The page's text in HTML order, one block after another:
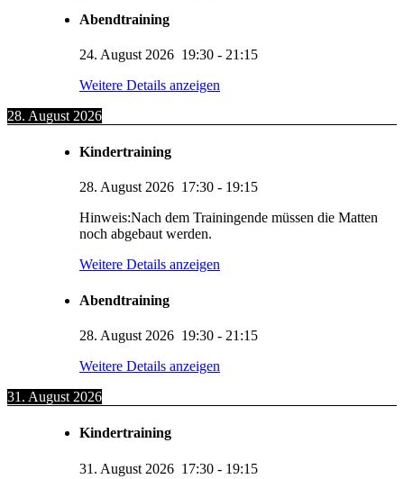
Abendtraining
24. August 2026 19:30 - 21:15
Weitere Details anzeigen
28. August 2026
Kindertraining
28. August 2026 17:30 - 19:15
Hinweis:Nach dem Trainingende müssen die Matten
noch abgebaut werden.
Weitere Details anzeigen
Abendtraining
28. August 2026 19:30 - 21:15
Weitere Details anzeigen
31. August 2026
Kindertraining
31. August 2026 17:30 - 19:15